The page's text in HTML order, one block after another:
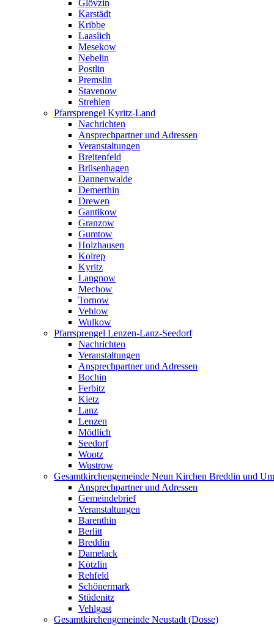
Glövzin
Karstädt
Kribbe
Laaslich
Mesekow
Nebelin
Postlin
Premslin
Stavenow
Strehlen
Pfarrsprengel Kyritz-Land
Nachrichten
Ansprechpartner und Adressen
Veranstaltungen
Breitenfeld
Brüsenhagen
Dannenwalde
Demerthin
Drewen
Gantikow
Granzow
Gumtow
Holzhausen
Kolrep
Kyritz
Langnow
Mechow
Tornow
Vehlow
Wulkow
Pfarrsprengel Lenzen-Lanz-Seedorf
Nachrichten
Veranstaltungen
Ansprechpartner und Adressen
Bochin
Ferbitz
Kietz
Lanz
Lenzen
Mödlich
Seedorf
Wootz
Wustrow
Gesamtkirchengemeinde Neun Kirchen Breddin und
Ansprechpartner und Adressen
Gemeindebrief
Veranstaltungen
Barenthin
Berlitt
Breddin
Damelack
Kötzlin
Rehfeld
Schönermark
Stüdenitz
Vehlgast
Gesamtkirchengemeinde Neustadt (Dosse)